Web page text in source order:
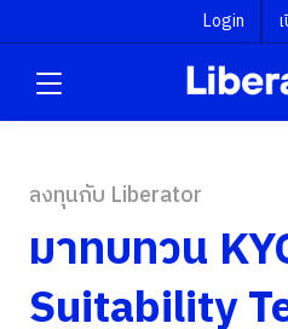
Login
ลงทุนกับ Liberator
มาทบทวน
Suitability